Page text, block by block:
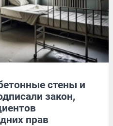
стены и
закон,
прав